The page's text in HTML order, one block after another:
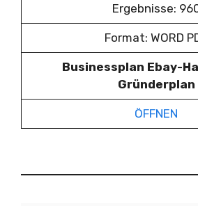
Ergebnisse:
Format: WORD
Businessplan Ebay-
Gründerplan
ÖFFNEN